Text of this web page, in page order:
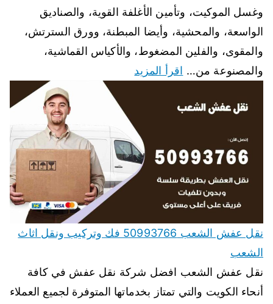
وغسل الموكيت، وتأمين الأغلفة القوية، والصناديق
الواسعة، والمحشية، وأيضا المبطنة، وورق السترتش،
والمقوى، والفلين المضغوط، والأكياس القماشية،
والمصنوعة من… اقرأ المزيد
نقل عفش الشعب 50993766 فك وتركيب ونقل اثاث
الشعب
نقل عفش الشعب افضل شركة نقل عفش في كافة
أنحاء الكويت والتي تمتاز بخدماتها المتوفرة لجميع العملاء